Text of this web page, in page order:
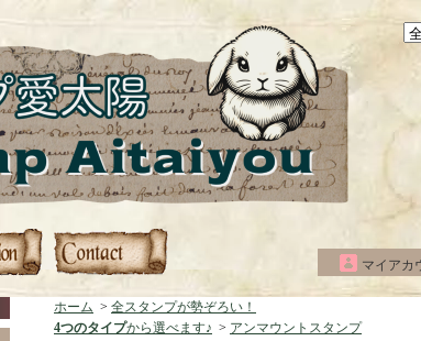
マイアカ
ホーム > 全スタンプが勢ぞろい！
4つのタイプから選べます♪ > アンマウントスタンプ